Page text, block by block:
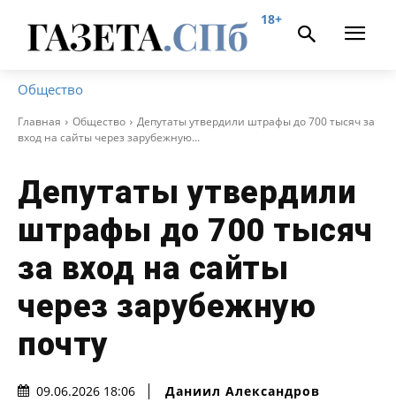
18+
Общество
Главная Общество
Депутаты утвердили штрафы до 700 тысяч за
вход на сайты через зарубежную...
Депутаты утвердили
штрафы до 700 тысяч
за вход на сайты
через зарубежную
почту
09.06.2026 18:06 Даниил Александров